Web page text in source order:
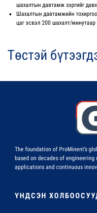
шахалтын давтамж зэргийг
Шахалтын давтамжийн
цаг эсвэл 200 шахалт/
Төстэй
The foundation of ProMinent’s
based on decades of
applications and continuous
ҮНДСЭН